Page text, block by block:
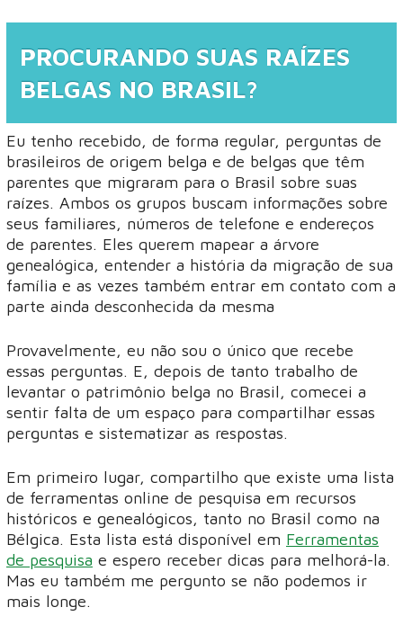
PROCURANDO SUAS RAÍZES
BELGAS NO BRASIL?
Eu tenho recebido, de forma regular, perguntas de
brasileiros de origem belga e de belgas que têm
parentes que migraram para o Brasil sobre suas
raízes. Ambos os grupos buscam informações sobre
seus familiares, números de telefone e endereços
de parentes. Eles querem mapear a árvore
genealógica, entender a história da migração de sua
família e as vezes também entrar em contato com a
parte ainda desconhecida da mesma
Provavelmente, eu não sou o único que recebe
essas perguntas. E, depois de tanto trabalho de
levantar o patrimônio belga no Brasil, comecei a
sentir falta de um espaço para compartilhar essas
perguntas e sistematizar as respostas.
Em primeiro lugar, compartilho que existe uma lista
de ferramentas online de pesquisa em recursos
históricos e genealógicos, tanto no Brasil como na
Bélgica. Esta lista está disponível em Ferramentas
de pesquisa e espero receber dicas para melhorá-la.
Mas eu também me pergunto se não podemos ir
mais longe.